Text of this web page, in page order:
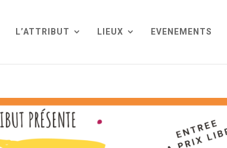
L’ATTRIBUT LIEUX EVENEMENTS